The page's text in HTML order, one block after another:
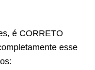
é CORRETO
esse